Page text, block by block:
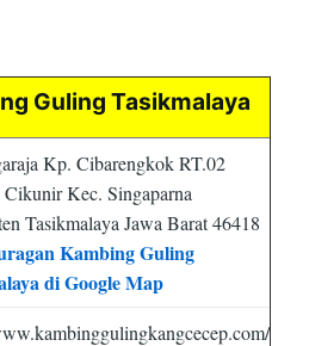
Guling Tasikmalaya
Kp. Cibarengkok RT.02
Cikunir Kec. Singaparna
Tasikmalaya Jawa Barat 46418
Kambing Guling
di Google Map